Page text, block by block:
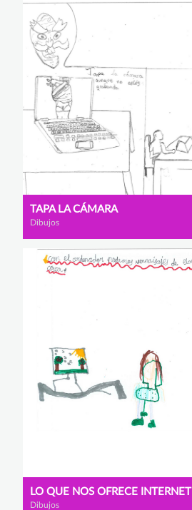
TAPA LA CÁMARA
Dibujos
LO QUE NOS OFRECE INTERNET
Dibujos